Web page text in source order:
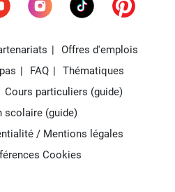
Offres d'emplois
FAQ
Thématiques
Cours particuliers (guide)
scolaire (guide)
/ Mentions légales
Cookies